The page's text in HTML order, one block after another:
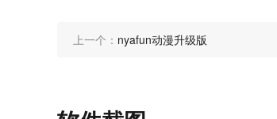
上一个： nyafun动漫升级版